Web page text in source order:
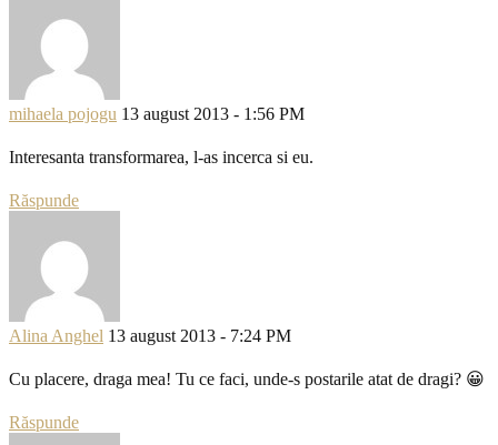
mihaela pojogu 13 august 2013 - 1:56 PM
Interesanta transformarea, l-as incerca si eu.
Răspunde
Alina Anghel 13 august 2013 - 7:24 PM
Cu placere, draga mea! Tu ce faci, unde-s postarile atat de dragi? 😀
Răspunde